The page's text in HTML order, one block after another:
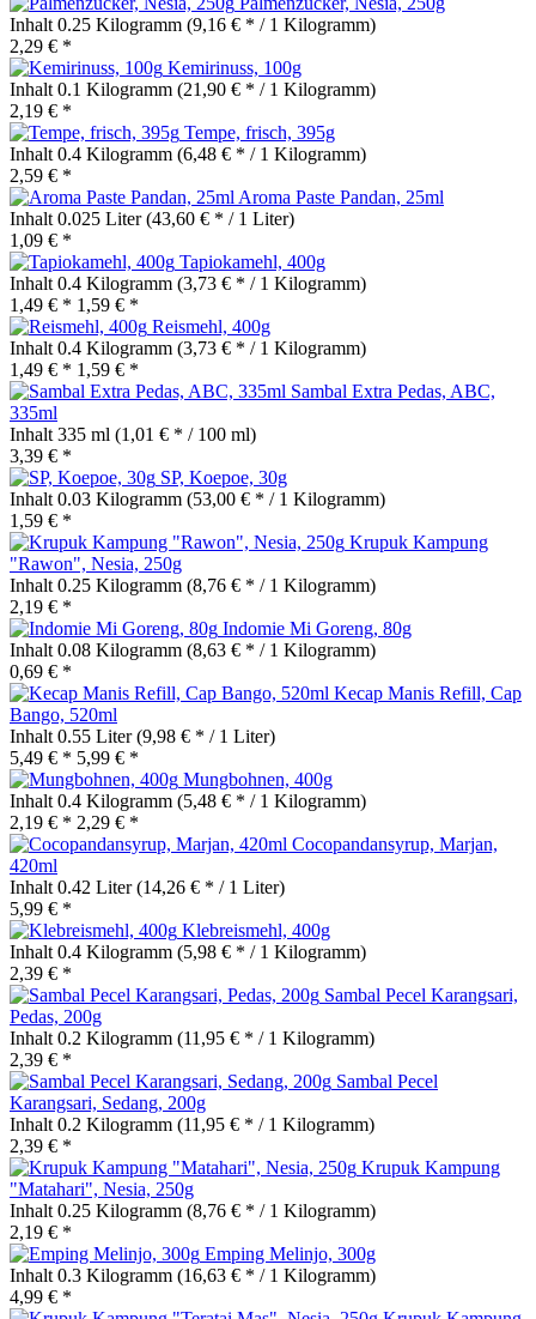
Inhalt 0.25 Kilogramm (9,16 € * / 1 Kilogramm)
2,29 € *
Kemirinuss, 100g
Inhalt 0.1 Kilogramm (21,90 € * / 1 Kilogramm)
2,19 € *
Tempe, frisch, 395g
Inhalt 0.4 Kilogramm (6,48 € * / 1 Kilogramm)
2,59 € *
Aroma Paste Pandan, 25ml
Inhalt 0.025 Liter(43,60 € * / 1 Liter)
1,09 € *
Tapiokamehl, 400g
Inhalt 0.4 Kilogramm (3,73 € * / 1 Kilogramm)
1,49 € * 1,59 € *
Reismehl, 400g
Inhalt 0.4 Kilogramm (3,73 € * / 1 Kilogramm)
1,49 € * 1,59 € *
Sambal Extra Pedas, ABC,
335ml
Inhalt 335 ml (1,01 € * / 100 ml)
3,39 € *
SP, Koepoe, 30g
Inhalt 0.03 Kilogramm (53,00 € * / 1 Kilogramm)
1,59 € *
Krupuk Kampung
"Rawon", Nesia, 250g
Inhalt 0.25 Kilogramm (8,76 € * / 1 Kilogramm)
2,19 € *
Indomie Mi Goreng, 80g
Inhalt 0.08 Kilogramm (8,63 € * / 1 Kilogramm)
0,69 € *
Kecap Manis Refill, Cap
Bango, 520ml
Inhalt 0.55 Liter(9,98 € * / 1 Liter)
5,49 € * 5,99 € *
Mungbohnen, 400g
Inhalt 0.4 Kilogramm (5,48 € * / 1 Kilogramm)
2,19 € * 2,29 € *
Cocopandansyrup, Marjan,
420ml
Inhalt 0.42 Liter(14,26 € * / 1 Liter)
5,99 € *
Klebreismehl, 400g
Inhalt 0.4 Kilogramm (5,98 € * / 1 Kilogramm)
2,39 € *
Sambal Pecel Karangsari,
Pedas, 200g
Inhalt 0.2 Kilogramm (11,95 € * / 1 Kilogramm)
2,39 € *
Sambal Pecel
Karangsari, Sedang, 200g
Inhalt 0.2 Kilogramm (11,95 € * / 1 Kilogramm)
2,39 € *
Krupuk Kampung
"Matahari", Nesia, 250g
Inhalt 0.25 Kilogramm (8,76 € * / 1 Kilogramm)
2,19 € *
Emping Melinjo, 300g
Inhalt 0.3 Kilogramm (16,63 € * / 1 Kilogramm)
4,99 € *